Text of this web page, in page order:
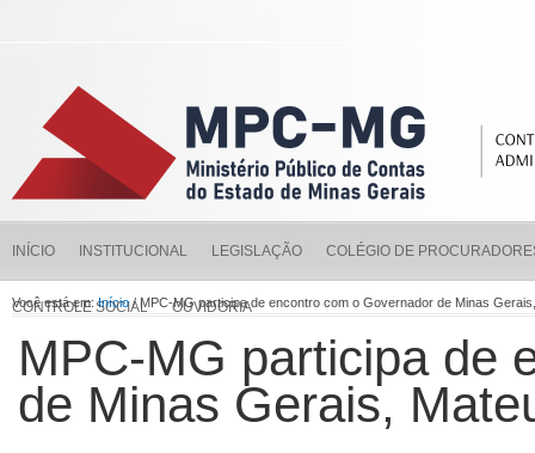
INÍCIO INSTITUCIONAL LEGISLAÇÃO COLÉGIO DE
CONTROLE SOCIAL OUVIDORIA
Você está em:Início/ MPC-MG participa de encontro com o Governador de Minas
MPC-MG participa de
de Minas Gerais,